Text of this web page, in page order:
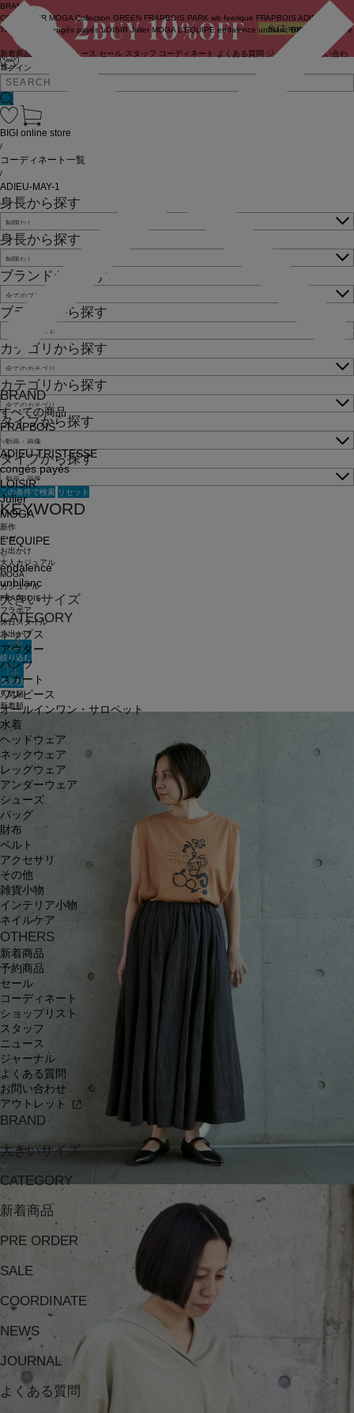
ログイン
BRAND
COUTURIER MOGA Collection GREEN FRAPBOIS PARK wb feerique FRAPBOIS ADIEU
TRISTESSE
congés payés LOISIR Julier MOGA L'EQUIPE endalence unbilanc BIGI online store
新着商品 ニュース セール スタッフ コーディネート よくある質問 ジャーナル
お問い合わ
せ
BRAND
すべての商品
FRAPBOIS
ADIEU TRISTESSE
congés payés
LOISIR
Julier
MOGA
L'EQUIPE
endalence
unbilanc
大きいサイズ
CATEGORY
トップス
アウター
パンツ
スカート
ワンピース
オールインワン・サロペット
水着
ヘッドウェア
ネックウェア
レッグウェア
アンダーウェア
シューズ
バッグ
財布
ベルト
アクセサリ
その他
雑貨小物
インテリア小物
ネイルケア
OTHERS
新着商品
予約商品
セール
コーディネート
ショップリスト
スタッフ
ニュース
ジャーナル
よくある質問
お問い合わせ
アウトレット
BRAND
大きいサイズ
CATEGORY
新着商品
PRE ORDER
SALE
COORDINATE
NEWS
JOURNAL
よくある質問
BIGI online store
/
コーディネート一覧
/
ADIEU-MAY-1
身長から探す
身長から探す
ブランドから探す
ブランドから探す
カテゴリから探す
カテゴリから探す
タイプから探す
タイプから探す
この条件で検索 リセット
KEYWORD
新作
モガ
お出かけ
大人カジュアル
MOGA
カジュアル
FRAPBOIS
フラボア
休日スタイル
お出かけ
絞り込む
表示順
人気順
新着順